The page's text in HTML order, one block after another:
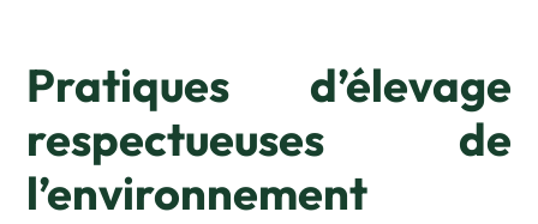
Pratiques d’élevage
respectueuses de
l’environnement